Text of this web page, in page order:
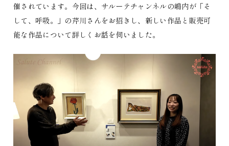
催されています。今回は、サルーテチャンネルの嶋内が「そ
して、呼吸。」の芹川さんをお招きし、新しい作品と販売可
能な作品について詳しくお話を伺いました。